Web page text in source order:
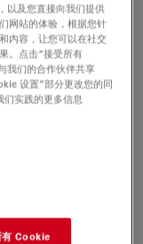
集图像？如果您拥
图像的摄像头会怎
下，DMC6200 摄
细节丰富，而且对
术，像素大小达
万像素的图像分辨
以及您直接向我们提供
网站的体验，根据您针
内容，让您可以在社交
。点击“接受所有
我们的合作伙伴共享
设置”部分更改您的同
实践的更多信息
有 Cookie